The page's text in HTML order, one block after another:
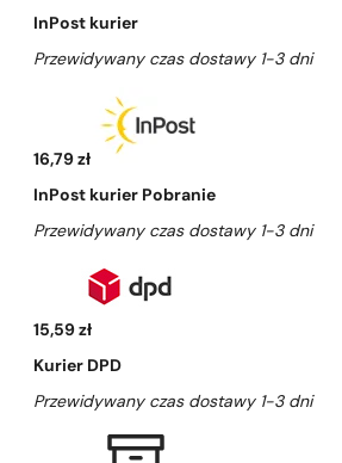
InPost kurier
Przewidywany czas dostawy 1-3 dni
16,79 zł
InPost kurier Pobranie
Przewidywany czas dostawy 1-3 dni
15,59 zł
Kurier DPD
Przewidywany czas dostawy 1-3 dni